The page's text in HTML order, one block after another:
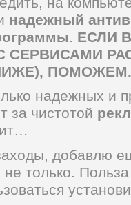
надежный
. ЕСЛИ
СЕРВИСАМИ
ПОМОЖЕМ.
надежных и
за чистотой
добавлю
не только.